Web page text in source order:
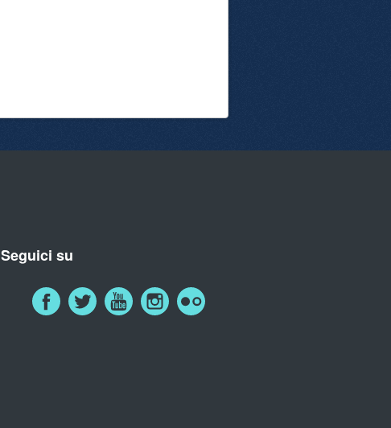
Seguici su